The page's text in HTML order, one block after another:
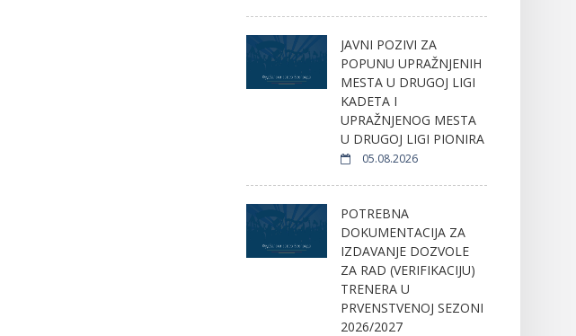
JAVNI POZIVI ZA
POPUNU UPRAŽNJENIH
MESTA U DRUGOJ LIGI
KADETA I
UPRAŽNJENOG MESTA
U DRUGOJ LIGI PIONIRA
05.08.2026
POTREBNA
DOKUMENTACIJA ZA
IZDAVANJE DOZVOLE
ZA RAD (VERIFIKACIJU)
TRENERA U
PRVENSTVENOJ SEZONI
2026/2027